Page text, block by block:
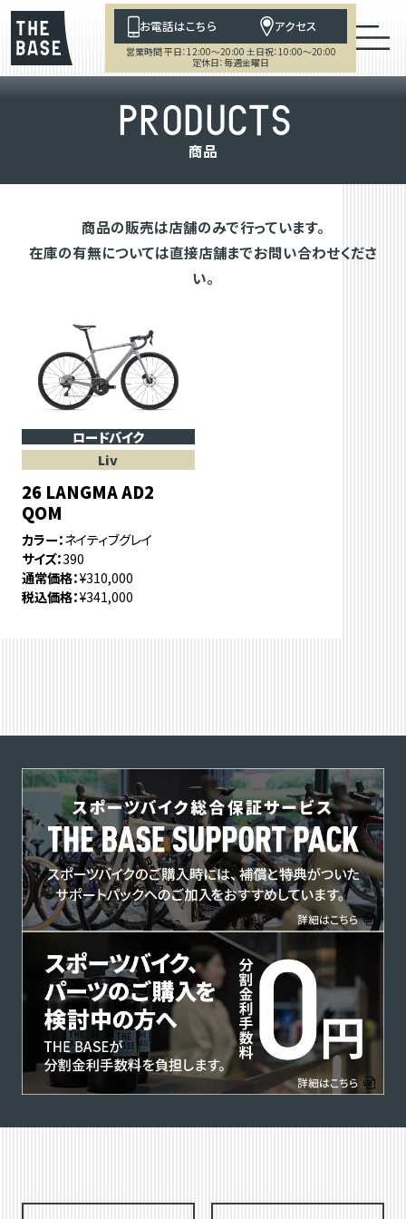
お電話はこちら アクセス
営業時間 平日：12:00～20:00 土日祝：10:00～20:00
定休日：毎週金曜日
PRODUCTS
商品
商品の販売は店舗のみで行っています。
在庫の有無については直接店舗までお問い合わせくださ
い。
ロードバイク
Liv
26 LANGMA AD2
QOM
カラー ネイティブグレイ
サイズ 390
通常価格 ¥310,000
税込価格 ¥341,000